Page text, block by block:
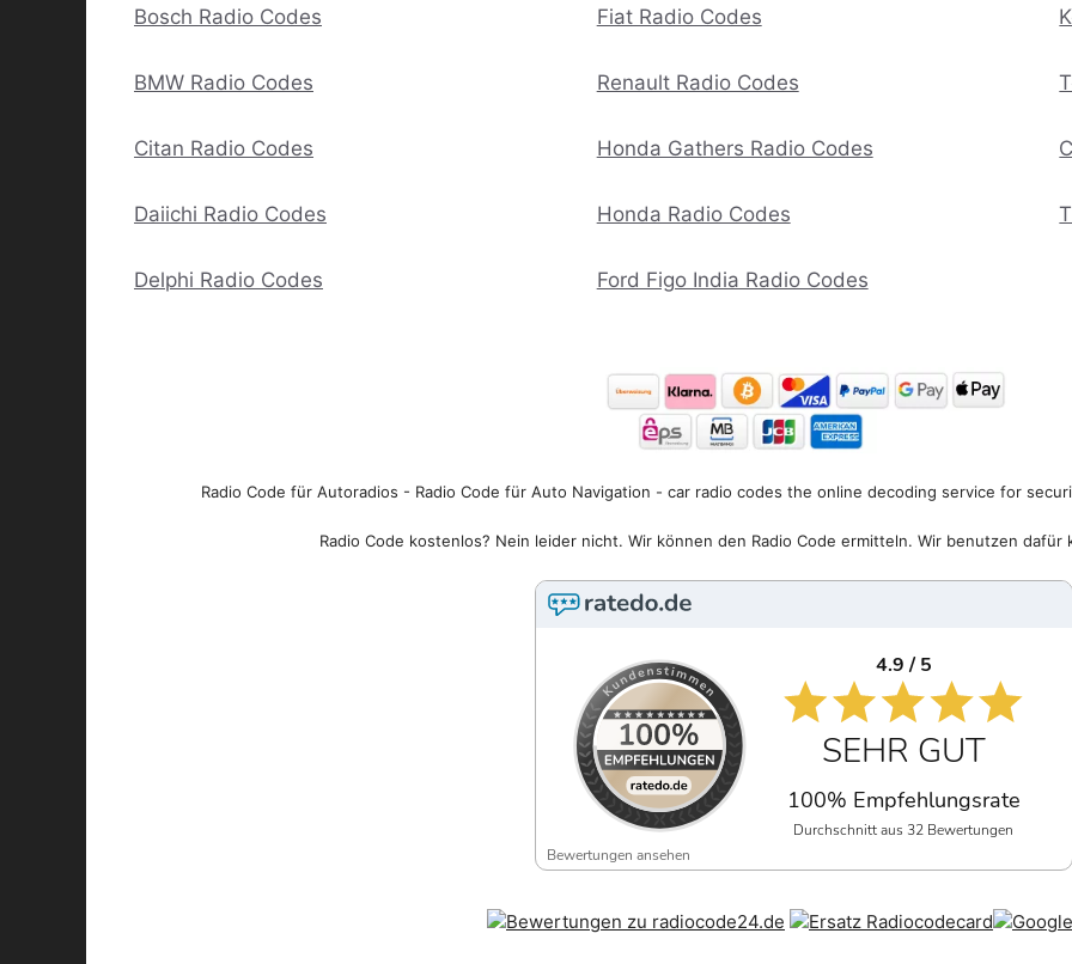
Bosch Radio Codes
BMW Radio Codes
Citan Radio Codes
Daiichi Radio Codes
Delphi Radio Codes
Fiat Radio Codes
Renault Radio Codes
Honda Gathers Radio Codes
Honda Radio Codes
Ford Figo India Radio Codes
Radio Code für Autoradios - Radio Code für Auto Navigation - car radio codes the online decoding service for
Radio Code kostenlos? Nein leider nicht. Wir können den Radio Code ermitteln. Wir benutzen dafür
4.9 / 5
SEHR GUT
100% Empfehlungsrate
Durchschnitt aus 32 Bewertungen
Bewertungen ansehen